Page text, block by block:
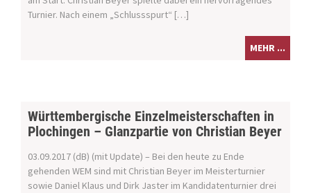
Turnier. Nach einem „Schlussspurt“ […]
MEHR ...
Württembergische Einzelmeisterschaften in
Plochingen – Glanzpartie von Christian Beyer
03.09.2017 (dB) (mit Update) – Bei den heute zu Ende
gehenden WEM sind mit Christian Beyer im Meisterturnier
sowie Daniel Klaus und Dirk Jaster im Kandidatenturnier drei